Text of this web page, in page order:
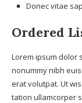
Donec vitae
Ordered
Lorem ipsum dolor
nonummy nibh
erat volutpat. Ut
tation ullamcorper